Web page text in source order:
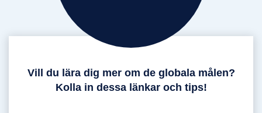
Vill du lära dig mer om de globala målen?
Kolla in dessa länkar och tips!